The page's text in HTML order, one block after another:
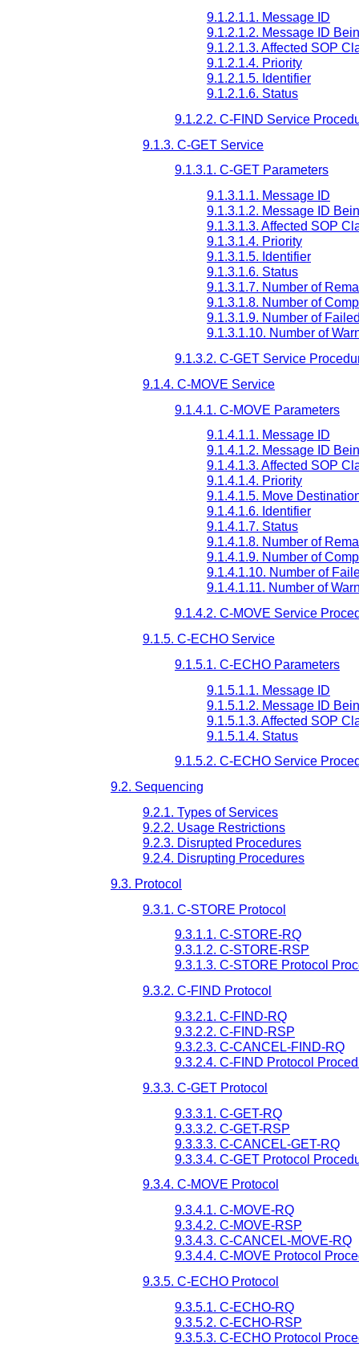
9.1.2.1.1. Message ID
9.1.2.1.2. Message ID
9.1.2.1.3. Affected SOP
9.1.2.1.4. Priority
9.1.2.1.5. Identifier
9.1.2.1.6. Status
9.1.2.2. C-FIND Service
9.1.3. C-GET Service
9.1.3.1. C-GET Parameters
9.1.3.1.1. Message ID
9.1.3.1.2. Message ID
9.1.3.1.3. Affected SOP
9.1.3.1.4. Priority
9.1.3.1.5. Identifier
9.1.3.1.6. Status
9.1.3.1.7. Number of
9.1.3.1.8. Number of
9.1.3.1.9. Number of
9.1.3.1.10. Number of
9.1.3.2. C-GET Service
9.1.4. C-MOVE Service
9.1.4.1. C-MOVE Parameters
9.1.4.1.1. Message ID
9.1.4.1.2. Message ID
9.1.4.1.3. Affected SOP
9.1.4.1.4. Priority
9.1.4.1.5. Move
9.1.4.1.6. Identifier
9.1.4.1.7. Status
9.1.4.1.8. Number of
9.1.4.1.9. Number of
9.1.4.1.10. Number of
9.1.4.1.11. Number of
9.1.4.2. C-MOVE Service
9.1.5. C-ECHO Service
9.1.5.1. C-ECHO Parameters
9.1.5.1.1. Message ID
9.1.5.1.2. Message ID
9.1.5.1.3. Affected SOP
9.1.5.1.4. Status
9.1.5.2. C-ECHO Service
9.2. Sequencing
9.2.1. Types of Services
9.2.2. Usage Restrictions
9.2.3. Disrupted Procedures
9.2.4. Disrupting Procedures
9.3. Protocol
9.3.1. C-STORE Protocol
9.3.1.1. C-STORE-RQ
9.3.1.2. C-STORE-RSP
9.3.1.3. C-STORE Protocol
9.3.2. C-FIND Protocol
9.3.2.1. C-FIND-RQ
9.3.2.2. C-FIND-RSP
9.3.2.3. C-CANCEL-FIND-RQ
9.3.2.4. C-FIND Protocol
9.3.3. C-GET Protocol
9.3.3.1. C-GET-RQ
9.3.3.2. C-GET-RSP
9.3.3.3. C-CANCEL-GET-RQ
9.3.3.4. C-GET Protocol
9.3.4. C-MOVE Protocol
9.3.4.1. C-MOVE-RQ
9.3.4.2. C-MOVE-RSP
9.3.4.3. C-CANCEL-MOVE-RQ
9.3.4.4. C-MOVE Protocol
9.3.5. C-ECHO Protocol
9.3.5.1. C-ECHO-RQ
9.3.5.2. C-ECHO-RSP
9.3.5.3. C-ECHO Protocol